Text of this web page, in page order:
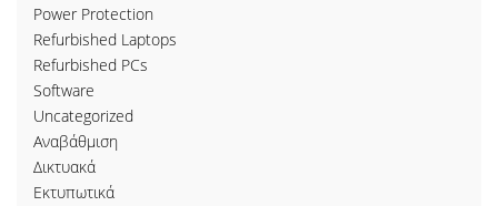
Power Protection
Refurbished Laptops
Refurbished PCs
Software
Uncategorized
Αναβάθμιση
Δικτυακά
Εκτυπωτικά